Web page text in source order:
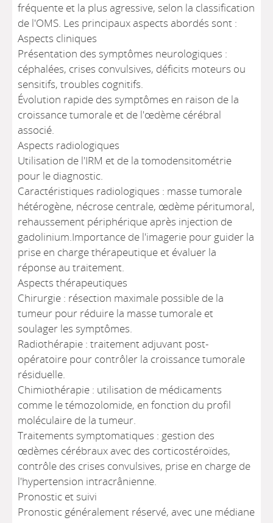
fréquente et la plus agressive, selon la classification
de l'OMS. Les principaux aspects abordés sont :
Aspects cliniques
Présentation des symptômes neurologiques :
céphalées, crises convulsives, déficits moteurs ou
sensitifs, troubles cognitifs.
Évolution rapide des symptômes en raison de la
croissance tumorale et de l'œdème cérébral
associé.
Aspects radiologiques
Utilisation de l'IRM et de la tomodensitométrie
pour le diagnostic.
Caractéristiques radiologiques : masse tumorale
hétérogène, nécrose centrale, œdème péritumoral,
rehaussement périphérique après injection de
gadolinium.Importance de l'imagerie pour guider la
prise en charge thérapeutique et évaluer la
réponse au traitement.
Aspects thérapeutiques
Chirurgie : résection maximale possible de la
tumeur pour réduire la masse tumorale et
soulager les symptômes.
Radiothérapie : traitement adjuvant post-
opératoire pour contrôler la croissance tumorale
résiduelle.
Chimiothérapie : utilisation de médicaments
comme le témozolomide, en fonction du profil
moléculaire de la tumeur.
Traitements symptomatiques : gestion des
œdèmes cérébraux avec des corticostéroïdes,
contrôle des crises convulsives, prise en charge de
l'hypertension intracrânienne.
Pronostic et suivi
Pronostic généralement réservé, avec une médiane